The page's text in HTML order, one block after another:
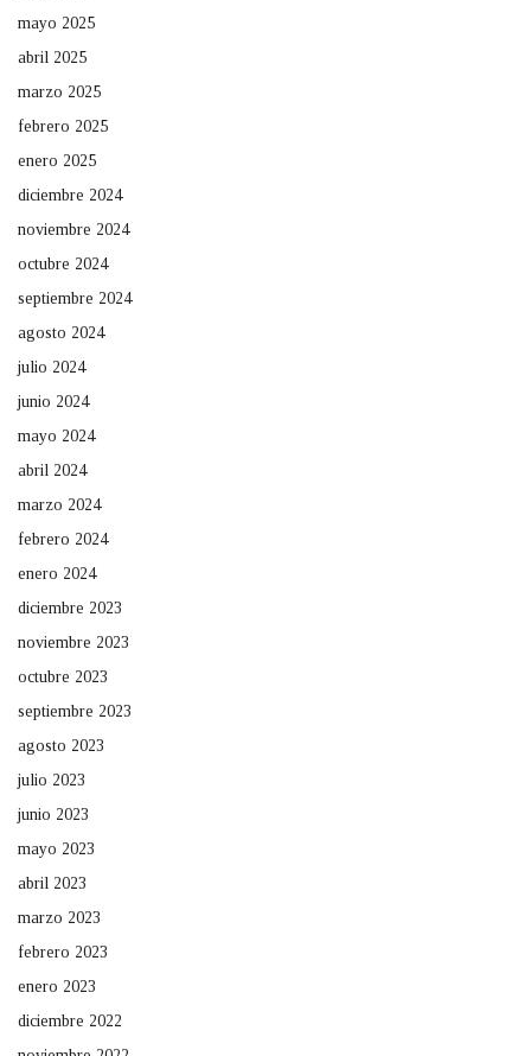
mayo 2025
abril 2025
marzo 2025
febrero 2025
enero 2025
diciembre 2024
noviembre 2024
octubre 2024
septiembre 2024
agosto 2024
julio 2024
junio 2024
mayo 2024
abril 2024
marzo 2024
febrero 2024
enero 2024
diciembre 2023
noviembre 2023
octubre 2023
septiembre 2023
agosto 2023
julio 2023
junio 2023
mayo 2023
abril 2023
marzo 2023
febrero 2023
enero 2023
diciembre 2022